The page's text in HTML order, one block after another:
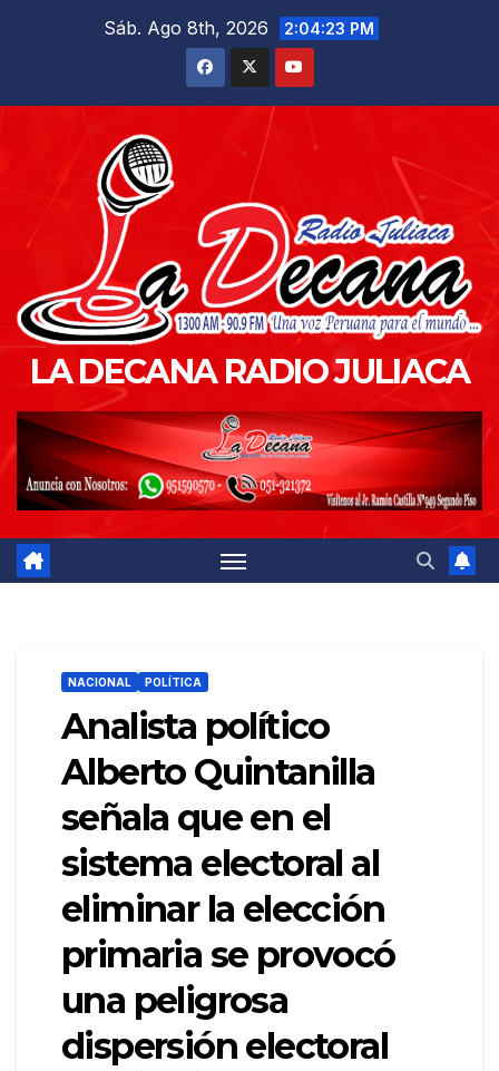
Sáb. Ago 8th, 2026 2:04:24 PM
LA DECANA RADIO JULIACA
NACIONAL POLÍTICA
Analista político
Alberto Quintanilla
señala que en el
sistema electoral al
eliminar la elección
primaria se provocó
una peligrosa
dispersión electoral